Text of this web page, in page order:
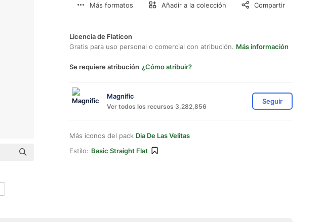
Más formatos Añadir a la colección Compartir
Licencia de Flaticon
Gratis para uso personal o comercial con atribución. Más información
Se requiere atribución ¿Cómo atribuir?
Magnific
Ver todos los recursos 3,282,856
Seguir
Más iconos del pack Dia De Las Velitas
Estilo: Basic Straight Flat